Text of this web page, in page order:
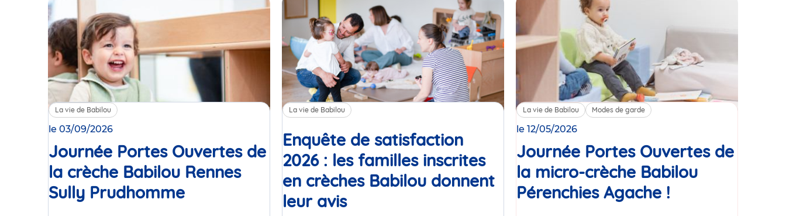
La vie de Babilou
le 03/09/2026
Journée Portes Ouvertes de
la crèche Babilou Rennes
Sully Prudhomme
La vie de Babilou
Enquête de satisfaction
2026 : les familles inscrites
en crèches Babilou donnent
leur avisArticle
La vie de Babilou Modes de garde
le 12/05/2026
Journée Portes Ouvertes de
la micro-crèche Babilou
Pérenchies Agache !